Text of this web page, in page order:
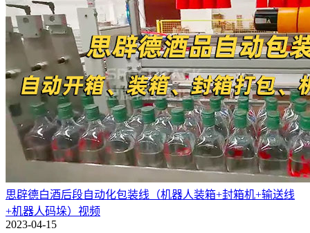
思辟德白酒后段自动化包装线（机器人装箱+封箱机+输送线
+机器人码垛）视频
2023-04-15